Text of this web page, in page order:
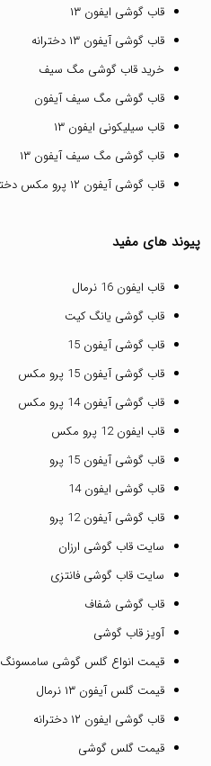
قاب گوشی ایفون ۱۳
قاب گوشی آیفون ۱۳ دخترانه
خرید قاب گوشی مگ سیف
قاب گوشی مگ سیف آیفون
قاب سیلیکونی ایفون ۱۳
قاب گوشی مگ سیف آیفون ۱۳
قاب گوشی آیفون ۱۲ پرو مکس دخترانه
پیوند های مفید
قاب ایفون 16 نرمال
قاب گوشی یانگ کیت
قاب گوشی آیفون 15
قاب گوشی آیفون 15 پرو مکس
قاب گوشی آیفون 14 پرو مکس
قاب ایفون 12 پرو مکس
قاب گوشی آیفون 15 پرو
قاب گوشی ایفون 14
قاب گوشی آیفون 12 پرو
سایت قاب گوشی ارزان
سایت قاب گوشی فانتزی
قاب گوشی شفاف
آویز قاب گوشی
قیمت انواع گلس گوشی سامسونگ
قیمت گلس آیفون ۱۳ نرمال
قاب گوشی ایفون ۱۲ دخترانه
قیمت گلس گوشی